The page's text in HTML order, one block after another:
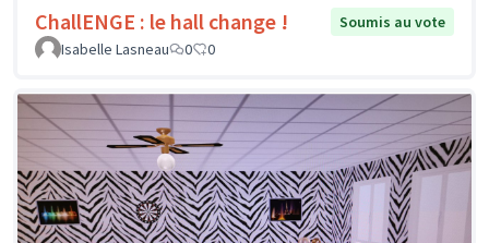
ChallENGE : le hall change !
Soumis au vote
Isabelle Lasneau
0 0